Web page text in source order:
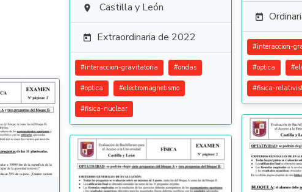

#interaccion-
#optica #
#fisica-
 Castilla y León
 Extraordinaria de 2022
#interaccion-gravitatoria #ondas
#optica #electromagnetismo
#fisica-nuclear